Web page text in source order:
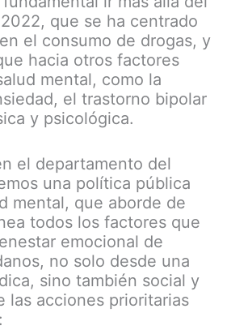
que se ha centrado
el consumo de drogas, y
hacia otros factores
mental, como la
el trastorno bipolar
y psicológica.
el departamento del
una política pública
mental, que aborde de
todos los factores que
emocional de
no solo desde una
sino también social y
las acciones prioritarias